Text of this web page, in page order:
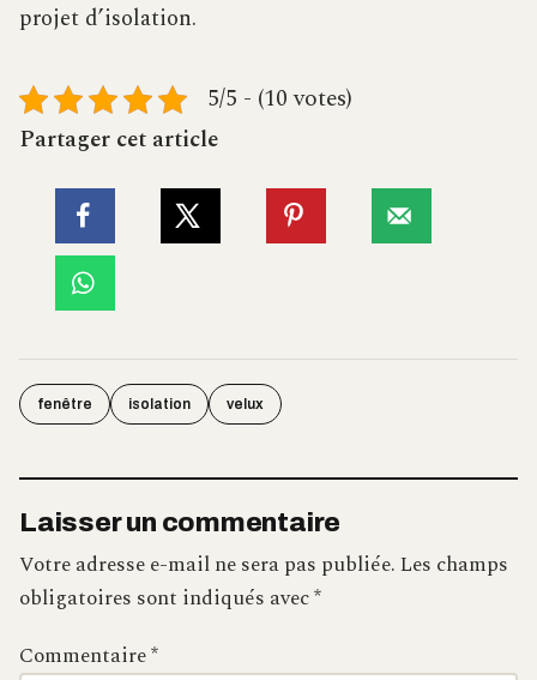
projet d’isolation.
5/5 - (10 votes)
Partager cet article
fenêtre isolation velux
Laisser un commentaire
Votre adresse e-mail ne sera pas publiée.Les champs
obligatoires sont indiqués avec*
Commentaire*